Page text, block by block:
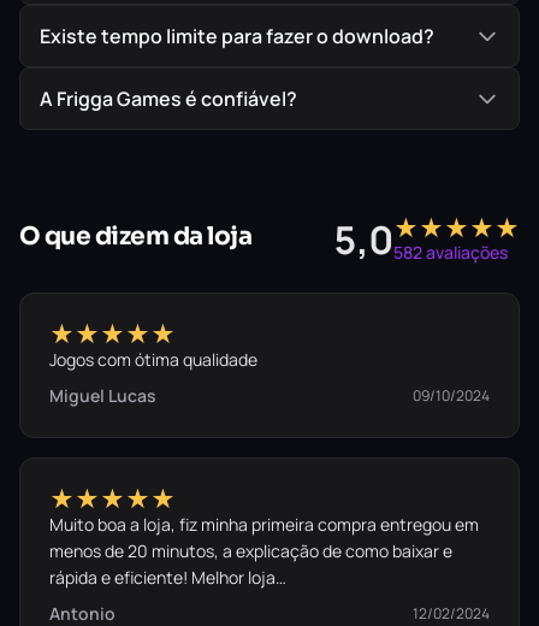
Existe tempo limite para fazer o download?
A Frigga Games é confiável?
O que dizem da loja 5,0★★★★★
582 avaliações
★★★★★
Jogos com ótima qualidade
Miguel Lucas
09/10/2024
★★★★★
Muito boa a loja, fiz minha primeira compra entregou em
menos de 20 minutos, a explicação de como baixar e
rápida e eficiente! Melhor loja…
Antonio
12/02/2024